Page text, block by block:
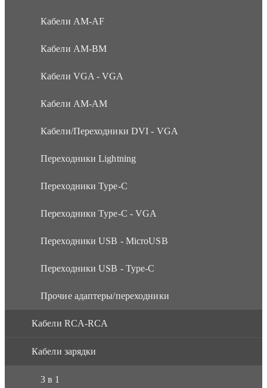
Кабели AM-AF
Кабели AM-BM
Кабели VGA - VGA
Кабели АМ-АМ
Кабели/Переходники DVI - VGA
Переходники Lightning
Переходники Type-C
Переходники Type-C - VGA
Переходники USB - MicroUSB
Переходники USB - Type-C
Прочие адаптеры/переходники
Кабели RCA-RCA
Кабели зарядки
3 в 1